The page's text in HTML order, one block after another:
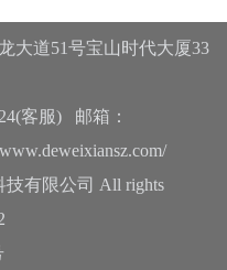
大道51号宝山时代大厦33
客服) 邮箱：
技有限公司 All rights